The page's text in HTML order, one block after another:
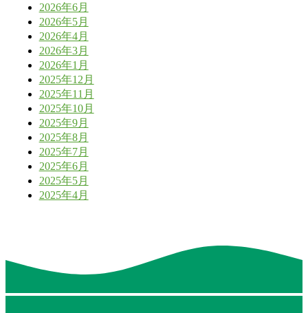
2026年6月
2026年5月
2026年4月
2026年3月
2026年1月
2025年12月
2025年11月
2025年10月
2025年9月
2025年8月
2025年7月
2025年6月
2025年5月
2025年4月